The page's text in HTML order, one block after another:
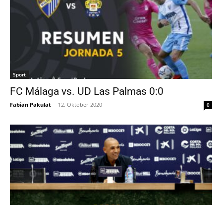
Sport
FC Málaga vs. UD Las Palmas 0:0
Fabian Pakulat - 12. Oktober 2020 0